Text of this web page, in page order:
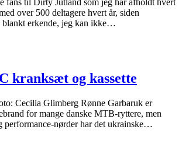
over 500 deltagere hvert år, siden
blankt erkende, jeg kan ikke…
kranksæt og kassette
Cecilia Glimberg Rønne Garbaruk er
for mange danske MTB-ryttere, men
performance-nørder har det ukrainske…